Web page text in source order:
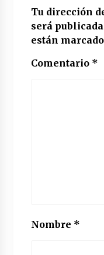
Tu dirección
será
están
Comentario *
Nombre *